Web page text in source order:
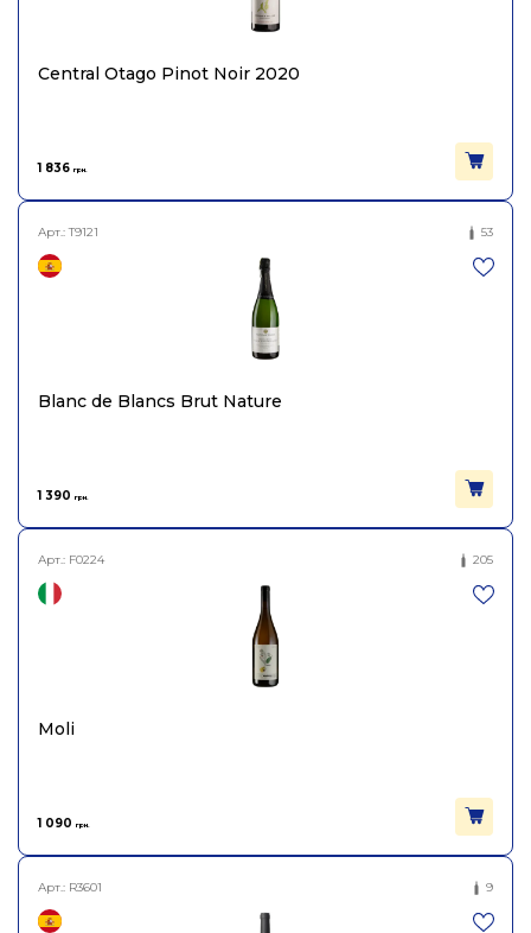
Central Otago Pinot Noir 2020
1 836 грн.
Арт.:T9121 53
Blanc de Blancs Brut Nature
1 390 грн.
Арт.: F0224 205
Moli
1 090 грн.
Арт.: R3601 9